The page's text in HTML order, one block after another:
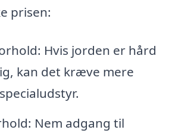
prisen:
Hvis jorden er hård
kan det kræve mere
Nem adgang til